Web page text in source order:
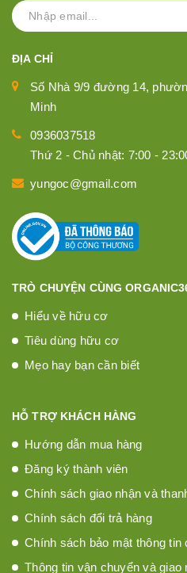
ĐỊA CHỈ
Số Nhà 9/9 đường 14,
Minh
0936037518
Thứ 2 - Chủ nhật: 7:00 -
yungoc@gmail.com
TRÒ CHUYỆN CÙNG
Hiểu về hữu cơ
Tiêu dùng hữu cơ
Mẹo hay bạn cần biết
HỖ TRỢ KHÁCH HÀNG
Hướng dẫn mua hàng
Đăng ký thành viên
Chính sách giao nhận và
Chính sách đổi trả hàng
Chính sách bảo mật thông tin
Thông tin vận chuyển và giao